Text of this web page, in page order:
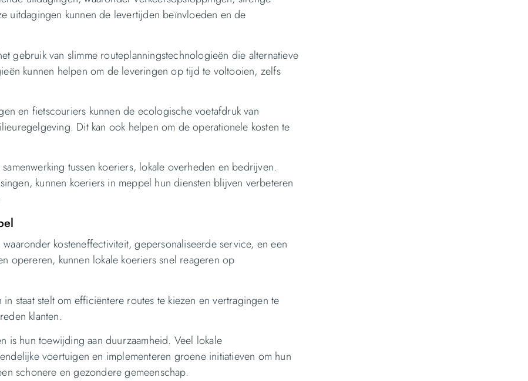
uitdagingen kunnen de levertijden beïnvloeden en de
gebruik van slimme routeplanningstechnologieën die alternatieve
kunnen helpen om de leveringen op tijd te voltooien, zelfs
en fietscouriers kunnen de ecologische voetafdruk van
Dit kan ook helpen om de operationele kosten te
tussen koeriers, lokale overheden en bedrijven.
kunnen koeriers in meppel hun diensten blijven verbeteren
kosteneffectiviteit, gepersonaliseerde service, en een
opereren, kunnen lokale koeriers snel reageren op
staat stelt om efficiëntere routes te kiezen en vertragingen te
klanten.
is hun toewijding aan duurzaamheid. Veel lokale
voertuigen en implementeren groene initiatieven om hun
schonere en gezondere gemeenschap.